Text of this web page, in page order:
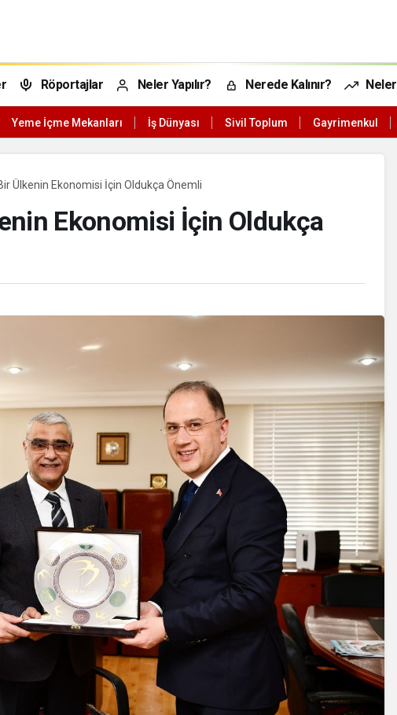
Röportajlar Neler Yapılır? Nerede Kalınır?
Yeme İçme Mekanları İş Dünyası Sivil Toplum Gayrimenkul
Ülkenin Ekonomisi İçin Oldukça Önemli
Ekonomisi İçin Oldukça